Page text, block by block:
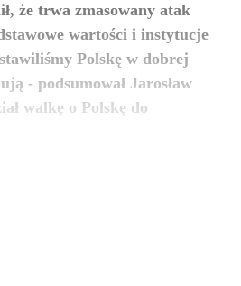
że trwa zmasowany atak
wartości i instytucje
Polskę w dobrej
- podsumował Jarosław
walkę o Polskę do
zobacz więcej